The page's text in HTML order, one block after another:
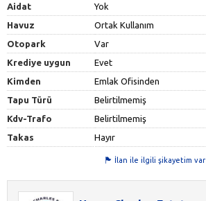
Aidat
Yok
Havuz
Ortak Kullanım
Otopark
Var
Krediye uygun
Evet
Kimden
Emlak Ofisinden
Tapu Türü
Belirtilmemiş
Kdv-Trafo
Belirtilmemiş
Takas
Hayır
İlan ile ilgili şikayetim var